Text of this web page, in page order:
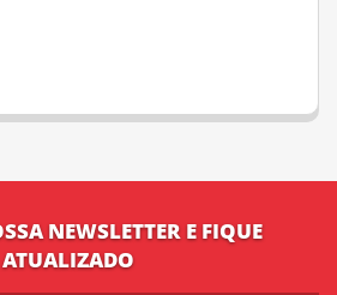
NEWSLETTER E FIQUE
ATUALIZADO